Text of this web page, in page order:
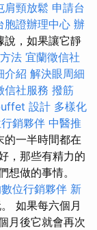
肩頸放鬆 申請台
胞證辦理中心 辦
說，如果讓它靜
法 宜蘭徵信社
介紹 解決眼周細
信社服務 撥筋
設計 多樣化
銷夥伴 中醫推
的一半時間都在
，那些有精力的
想做的事情。
位行銷夥伴 新
如果每六個月
月後它就會再次